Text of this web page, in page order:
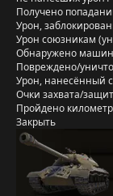
Получено
Урон,
Урон союзникам
Обнаружено
Повреждено/
Урон, нанесённый
Очки захвата/
Пройдено
Закрыть